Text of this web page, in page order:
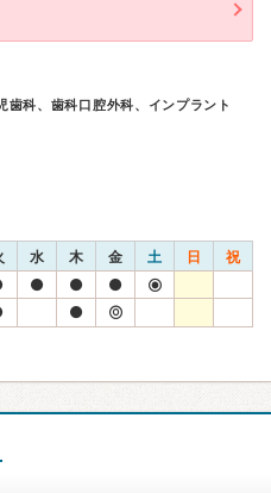
歯科、歯科口腔外科、インプラント
水 木 金 土 日 祝